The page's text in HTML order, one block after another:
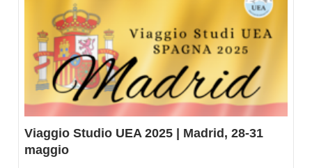
Viaggio Studio UEA 2025 | Madrid, 28-31
maggio